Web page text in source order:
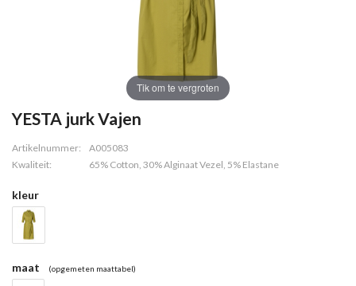
Tik om te vergroten
YESTA jurk Vajen
Artikelnummer:
A005083
Kwaliteit:
65% Cotton, 30% Alginaat Vezel, 5% Elastane
kleur
maat (opgemeten maattabel)